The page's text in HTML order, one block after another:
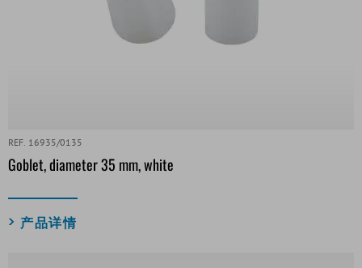
REF. 16935/0135
Goblet, diameter 35 mm, white
产品详情